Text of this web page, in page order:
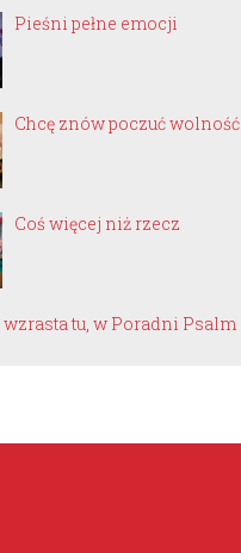
Pieśni pełne emocji
Chcę znów poczuć wolność
Coś więcej niż rzecz
tu, w Poradni Psalm